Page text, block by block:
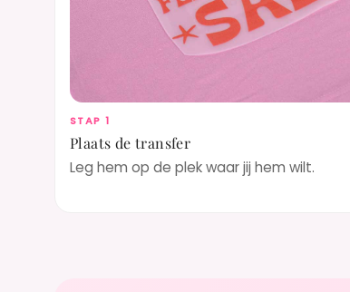
STAP 1
Plaats de transfer
Leg hem op de plek waar jij hem wilt.